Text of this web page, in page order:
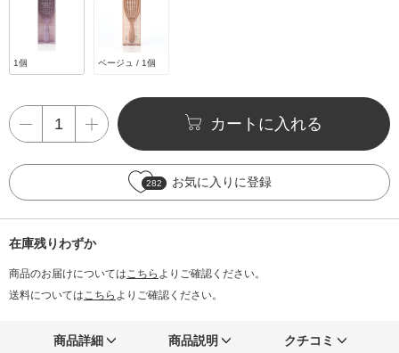
1個 ベージュ / 1個
カートに入れる
282 お気に入りに登録
在庫残りわずか
商品のお届けについてはこちら よりご確認ください。
送料についてはこちら よりご確認ください。
商品詳細 商品説明 クチコミ